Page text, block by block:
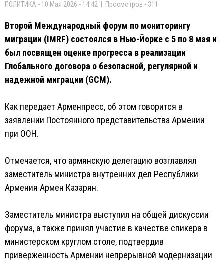
ПОЛИТИКА - 10 Мая 2026 - 14:42 | Просмотров - 311
Второй Международный форум по мониторингу
миграции (IMRF) состоялся в Нью-Йорке с 5 по 8 мая и
был посвящен оценке прогресса в реализации
Глобального договора о безопасной, регулярной и
надежной миграции (GCM).
Как передает Арменпресс, об этом говорится в
заявлении Постоянного представительства Армении
при ООН.
Отмечается, что армянскую делегацию возглавлял
заместитель министра внутренних дел Республики
Армения Армен Казарян.
Заместитель министра выступил на общей дискуссии
форума, а также принял участие в качестве спикера в
министерском круглом столе, подтвердив
приверженность Армении непрерывной модернизации